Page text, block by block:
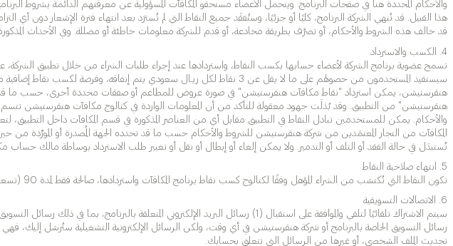
والأحكام المحددة هنا في صفحات البرنامج. ويتحمل الأعضاء مستحقو المكافآت المسؤولية عن معرفتهم الدائمة بشروط
هذا القبيل. قد تُنهي الشركة البرنامج، كليًا أو جزئيًا، وستُفقَد جميع النقاط التي لم تُسترَد بعد انتهاء فترة الإشعار دون
قد خالف هذه الشروط والأحكام، أو تصرَّف بطريقة مخادعة، أو قدم للشركة معلومات خاطئة أو مضللة. وفي الأحداث
4. الكسب والاسترداد
تسمح عضوية برنامج الشركة لأعضاء حسابها بكسب النقاط، واستردادها عند إجراء طلبات الشراء من خلال تطبيق الشركة، على
سيستفيد المستخدمون من حصولهم على ما لا يقل عن 3 نقاط لكل ريـال
هنقرستيشن، يمكن استرداد "نقاط مكافآت هنقرستيشن" في صورة عروض للمطاعم أو صفقات محددة أخرى، حسب
هنقرستيشن" من التطبيق. وقد بُذلَت جهود معقولة للتأكد من أن المعلومات الواردة في كتالوج مكافآت هنقرستيشن
والأحكام. يمكن للمستخدمين تبادل النقاط في التطبيق مقابل أي من العناصر المذكورة في قسم المكافآت داخل
المكافآت من التجار المعتمَدين من شركة هنقرستيشن للشروط والأحكام حسب ما قد تحدده الجهة المُصدرة أو المورِّدة من
تُستبدَل في حالة الفقد أو التلف أو التدمير. ولا يمكن إلغاء أو إبطال أو نقل أو تغيير طلب الاسترداد بوساطة مالك
5. انتهاء صلاحية النقاط
تكون النقاط التي تُكتسَب من الشراء المؤهل وفقًا لكتالوج كسب نقاط برنامج المكافآت واستردادها، صالحة فقط لمدة 90 (تسعين) يومًا من تاريخ تحويل النقاط شهريًا إلى حساب العضو.
6. الاتصالات التسويقية
رسائل التسويق الخاصة بالبرنامج أو شركة هنقرستيشن في أي وقت، ولكن الرسائل الإلكترونية التشغيلية ستُرسَل إليك، فهي
تحديث الملف الشخصي، أو غيرها من الرسائل التي تتعلق بحسابك.